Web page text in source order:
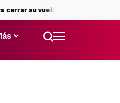
su vuelta al Barça